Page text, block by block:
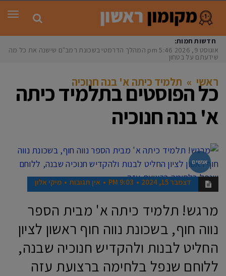
חדשות חמות:
אוגוסט 9, 2026
5:46 pm המהלך הדרמטי בשכונת רמב"ם שישנה את כל מה
שידעתם על בטחון
ראשי » תלמיד כיתה א' בנה חנוכיה
כל הפוסטים בתלמיד כיתה
א' בנה חנוכיה
אנשים
דצמבר 15, 2024 9:03 PM אין תגובות מיקי אלון
מרגש! תלמיד כיתה א' מבית הספר
נווה חוף, בשכונת נווה חוף ראשון לציון
החליט לבנות ולהקדיש חנוכיה שבנה,
ללוחם שנפל בלחימה ברצועת עזה